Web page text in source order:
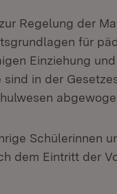
Regelung der
für
Einziehung
in der
Schülerinnen
dem Eintritt der